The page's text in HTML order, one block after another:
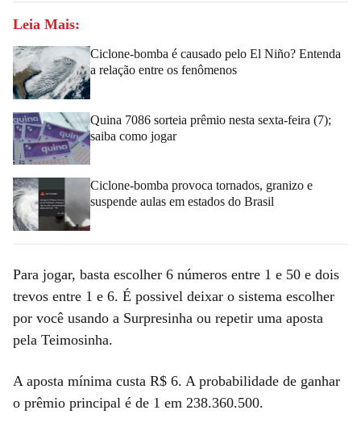
Leia Mais:
Ciclone-bomba é causado pelo El Niño? Entenda
a relação entre os fenômenos
Quina 7086 sorteia prêmio nesta sexta-feira (7);
saiba como jogar
Ciclone-bomba provoca tornados, granizo e
suspende aulas em estados do Brasil
Para jogar, basta escolher 6 números entre 1 e 50 e dois
trevos entre 1 e 6. É possivel deixar o sistema escolher
por você usando a Surpresinha ou repetir uma aposta
pela Teimosinha.
A aposta mínima custa R$ 6. A probabilidade de ganhar
o prêmio principal é de 1 em 238.360.500.